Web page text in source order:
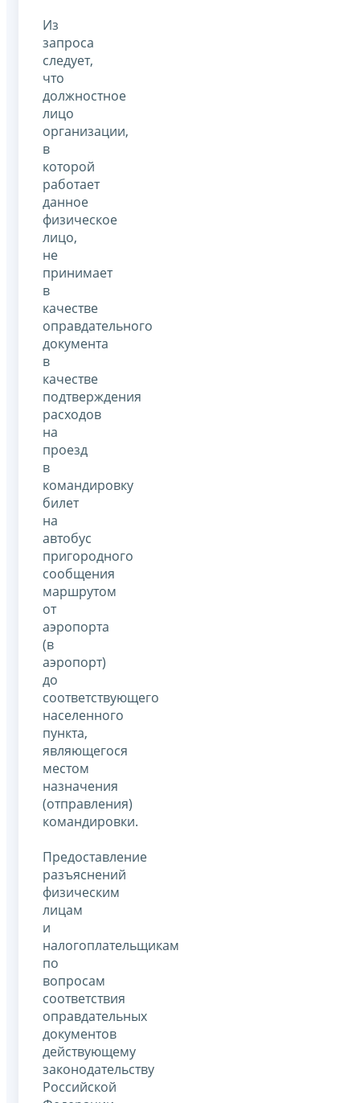
Из
запроса
следует,
что
должностное
лицо
организации,
в
которой
работает
данное
физическое
лицо,
не
принимает
в
качестве
оправдательного
документа
в
качестве
подтверждения
расходов
на
проезд
в
командировку
билет
на
автобус
пригородного
сообщения
маршрутом
от
аэропорта
(в
аэропорт)
до
соответствующего
населенного
пункта,
являющегося
местом
назначения
(отправления)
командировки.
Предоставление
разъяснений
физическим
лицам
и
налогоплательщикам
по
вопросам
соответствия
оправдательных
документов
действующему
законодательству
Российской